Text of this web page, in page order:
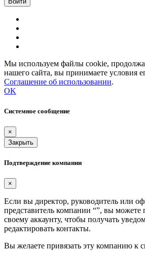
Мы используем файлы cookie,
нашего сайта, вы принимаете условия
Соглашение об использовании.
OK
Системное сообщение
×
Закрыть
Подтверждение компании
×
Если вы директор, руководитель или
представитель компании “”, вы можете
своему аккаунту, чтобы получать
редактировать контакты.
Вы желаете привязать эту компанию к